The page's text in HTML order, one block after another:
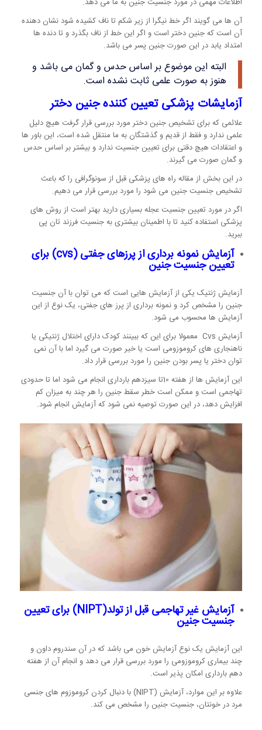
اطلاعات مهمی در مورد جنسیت جنین به ما می دهد.
آن ها می گویند اگر خط نیگرا از زیر شکم تا ناف کشیده شود نشان دهنده
آن است که جنین دختر است و اگر این خط از ناف بگذرد و تا دنده ها
امتداد یابد در این صورت جنین پسر می باشد.
البته این موضوع بر اساس حدس و گمان می باشد و
هنوز به صورت علمی ثابت نشده است.
آزمایشات پزشکی تعیین کننده جنین دختر
علائمی که برای تشخیص جنین دختر مورد بررسی قرار گرفت هیچ دلیل
علمی ندارد و فقط از قدیم و گذشتگان به ما منتقل شده است، این باور ها
و اعتقادات هیچ دقتی برای تعیین جنسیت ندارد و بیشتر بر اساس حدس
و گمان صورت می گیرند.
در این بخش از مقاله راه های پزشکی قبل از سونوگرافی را که باعث
تشخیص جنسیت جنین می شود را مورد بررسی قرار می دهیم.
اگر در مورد تعیین جنسیت عجله بسیاری دارید بهتر است از روش های
پزشکی استفاده کنید تا با اطمینان بیشتری به جنسیت فرزند تان پی
ببرید.
آزمایش نمونه برداری از پرزهای جفتی(cvs) برای
تعیین جنسیت جنین
آزمایش ژنتیک یکی از آزمایش هایی است که می توان با آن جنسیت
جنین را مشخص کرد و نمونه برداری از پرز های جفتی، یک نوع از این
آزمایش ها محسوب می شود.
آزمایش Cvs معمولا برای این که ببینند کودک دارای اختلال ژنتیکی یا
ناهنجاری های کروموزومی است یا خیر صورت می گیرد اما با آن نمی
توان دختر یا پسر بودن جنین را مورد بررسی قرار داد.
این آزمایش ها از هفته 10تا سیزدهم بارداری انجام می شود اما تا حدودی
تهاجمی است و ممکن است خطر سقط جنین را هر چند به میزان کم
افزایش دهد، در این صورت توصیه نمی شود که آزمایش انجام شود.
آزمایش غیر تهاجمی قبل از تولد(NIPT) برای تعیین
جنسیت جنین
این آزمایش یک نوع آزمایش خون می باشد که در آن سندروم داون و
چند بیماری کروموزومی را مورد بررسی قرار می دهد و انجام آن از هفته
دهم بارداری امکان پذیر است.
علاوه بر این موارد، آزمایش (NIPT) با دنبال کردن کروموزوم های جنسی
مرد در خونتان، جنسیت جنین را مشخص می کند.